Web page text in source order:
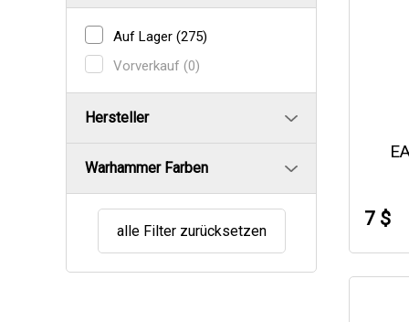
Auf Lager (275)
Vorverkauf (0)
Hersteller
Warhammer Farben
alle Filter zurücksetzen
7 $